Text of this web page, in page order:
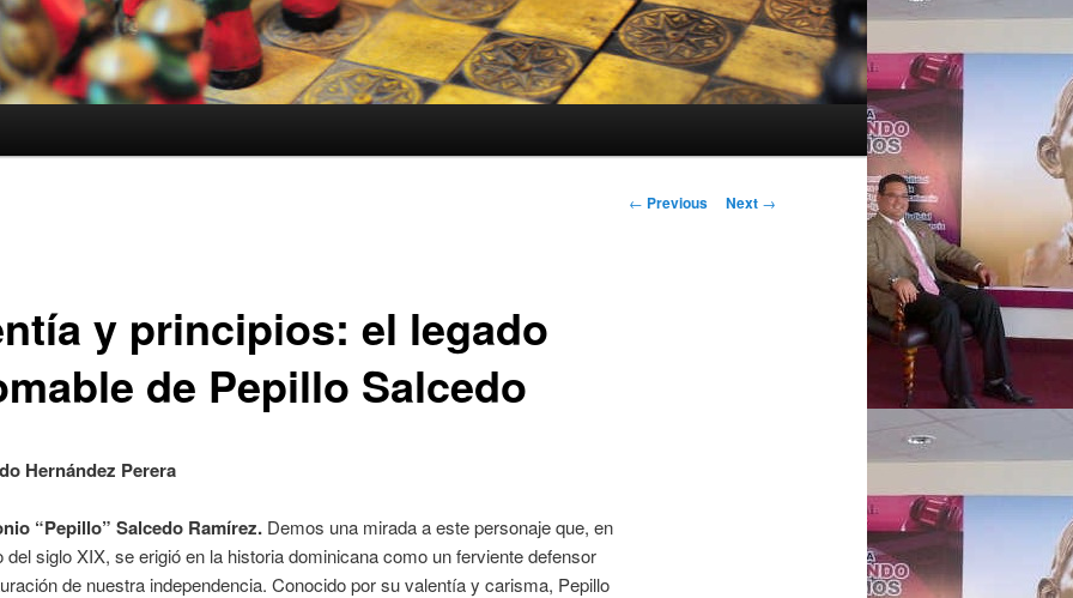
Post navigation
← Previous Next →
y principios: el legado
de Pepillo Salcedo
Hernández Perera
“Pepillo” Salcedo Ramírez.Demos una mirada a este personaje que, en
del siglo XIX, se erigió en la historia dominicana como un ferviente defensor
de nuestra independencia. Conocido por su valentía y carisma, Pepillo